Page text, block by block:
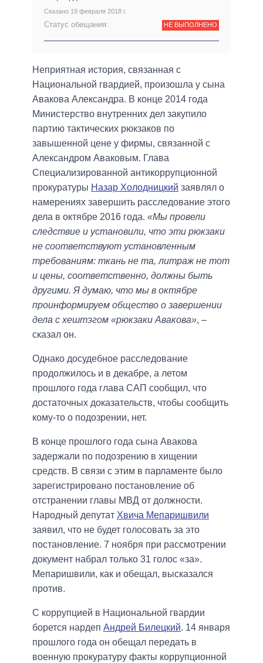
Сказано 19 февраля 2018 г.
Статус обещания: НЕ ВЫПОЛНЕНО
Неприятная история, связанная с
Национальной гвардией, произошла у сына
Авакова Александра. В конце 2014 года
Министерство внутренних дел закупило
партию тактических рюкзаков по
завышенной цене у фирмы, связанной с
Александром Аваковым. Глава
Специализированной антикоррупционной
прокуратуры Назар Холодницкий заявлял о
намерениях завершить расследование этого
дела в октябре 2016 года. «Мы провели
следствие и установили, что эти рюкзаки
не соответствуют установленным
требованиям: ткань не та, литраж не тот
и цены, соответственно, должны быть
другими. Я думаю, что мы в октябре
проинформируем общество о завершении
дела с хештэгом «рюкзаки Авакова», –
сказал он.
Однако досудебное расследование
продолжилось и в декабре, а летом
прошлого года глава САП сообщил, что
достаточных доказательств, чтобы сообщить
кому-то о подозрении, нет.
В конце прошлого года сына Авакова
задержали по подозрению в хищении
средств. В связи с этим в парламенте было
зарегистрировано постановление об
отстранении главы МВД от должности.
Народный депутат Хвича Мепаришвили
заявил, что не будет голосовать за это
постановление. 7 ноября при рассмотрении
документ набрал только 31 голос «за».
Мепаришвили, как и обещал, высказался
против.
С коррупцией в Национальной гвардии
борется нардеп Андрей Билецкий. 14 января
прошлого года он обещал передать в
военную прокуратуру факты коррупционной